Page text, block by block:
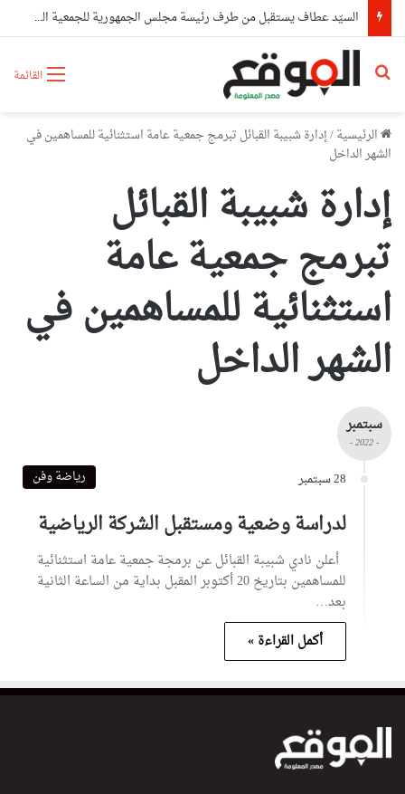
السيّد عطاف يستقبل من طرف رئيسة مجلس الجمهورية للجمعية الوطنية البيلاروسية
القائمة بحث عن
الرئيسية/إدارة شبيبة القبائل تبرمج جمعية عامة استثنائية للمساهمين في
الشهر الداخل
إدارة شبيبة القبائل
تبرمج جمعية عامة
استثنائية للمساهمين في
الشهر الداخل
سبتمبر
- 2022 -
28 سبتمبر رياضة وفن
لدراسة وضعية ومستقبل الشركة الرياضية
أعلن نادي شبيبة القبائل عن برمجة جمعية عامة استثنائية
للمساهمين بتاريخ 20 أكتوبر المقبل بداية من الساعة الثانية
بعد…
أكمل القراءة »